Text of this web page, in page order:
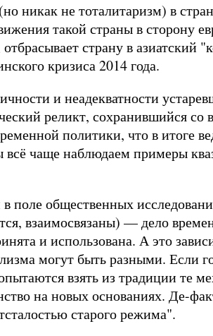
никак не тоталитаризм) в
такой страны в сторону
страну в азиатский
кризиса 2014 года.
и неадекватности
реликт, сохранившийся
политики, что в итоге
чаще наблюдаем примеры
поле общественных
взаимосвязаны) –– дело
и использована. А это
могут быть разными. Если
взять из традиции те
на новых основаниях. Де-
старого режима".